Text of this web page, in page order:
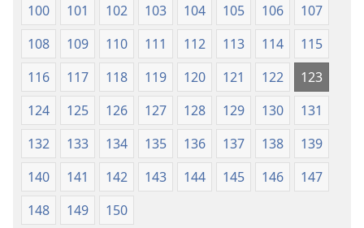
100
101 102 103 104 105 106
107
108
109 110 111 112 113 114
115
116
117 118 119 120 121 122
123
124
125 126 127 128 129 130
131
132
133 134 135 136 137 138
139
140
141 142 143 144 145 146
147
148
149 150